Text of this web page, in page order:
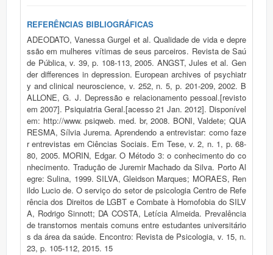
REFERÊNCIAS BIBLIOGRÁFICAS
ADEODATO, Vanessa Gurgel et al. Qualidade de vida e depre
ssão em mulheres vítimas de seus parceiros. Revista de Saú
de Pública, v. 39, p. 108-113, 2005. ANGST, Jules et al. Gen
der differences in depression. European archives of psychiatr
y and clinical neuroscience, v. 252, n. 5, p. 201-209, 2002. B
ALLONE, G. J. Depressão e relacionamento pessoal.[revisto
em 2007]. Psiquiatria Geral.[acesso 21 Jan. 2012]. Disponível
em: http://www. psiqweb. med. br, 2008. BONI, Valdete; QUA
RESMA, Sílvia Jurema. Aprendendo a entrevistar: como faze
r entrevistas em Ciências Sociais. Em Tese, v. 2, n. 1, p. 68-
80, 2005. MORIN, Edgar. O Método 3: o conhecimento do co
nhecimento. Tradução de Juremir Machado da Silva. Porto Al
egre: Sulina, 1999. SILVA, Gleidson Marques; MORAES, Ren
ildo Lucio de. O serviço do setor de psicologia Centro de Refe
rência dos Direitos de LGBT e Combate à Homofobia do SILV
A, Rodrigo Sinnott; DA COSTA, Letícia Almeida. Prevalência
de transtornos mentais comuns entre estudantes universitário
s da área da saúde. Encontro: Revista de Psicologia, v. 15, n.
23, p. 105-112, 2015. 15